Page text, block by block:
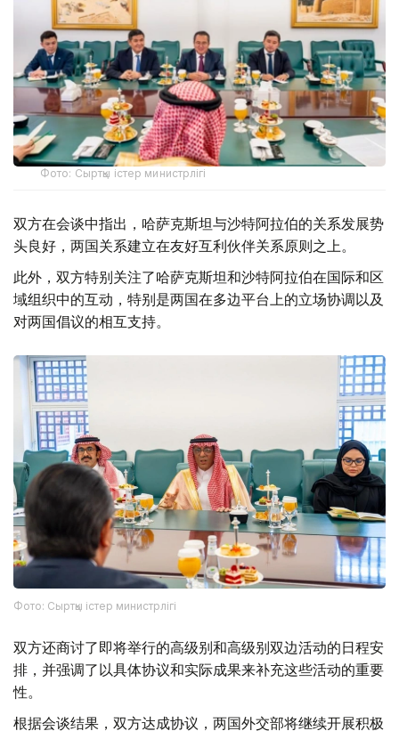
Фото: Сыртқы істер министрлігі
双方在会谈中指出，哈萨克斯坦与沙特阿拉伯的关系发展势
头良好，两国关系建立在友好互利伙伴关系原则之上。
此外，双方特别关注了哈萨克斯坦和沙特阿拉伯在国际和区
域组织中的互动，特别是两国在多边平台上的立场协调以及
对两国倡议的相互支持。
Фото: Сыртқы істер министрлігі
双方还商讨了即将举行的高级别和高级别双边活动的日程安
排，并强调了以具体协议和实际成果来补充这些活动的重要
性。
根据会谈结果，双方达成协议，两国外交部将继续开展积极